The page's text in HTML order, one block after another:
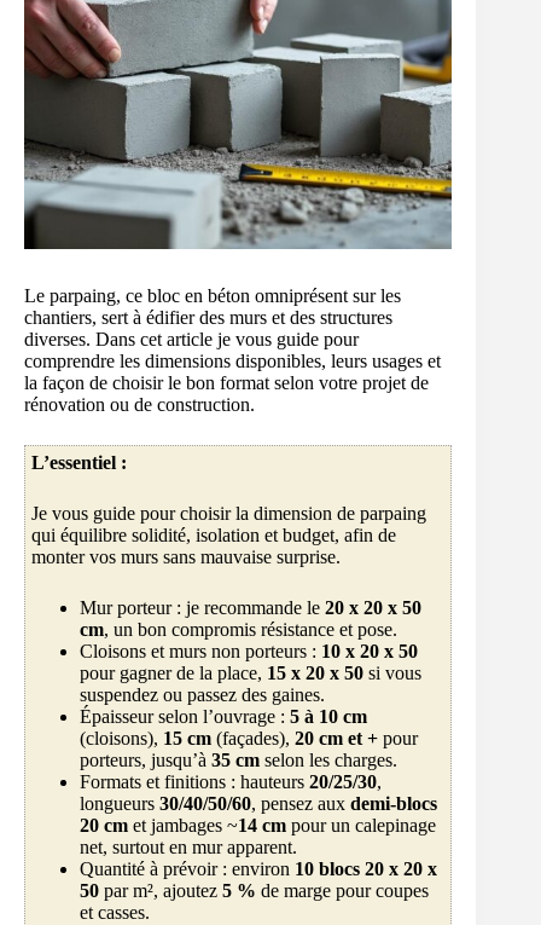
Le parpaing, ce bloc en béton omniprésent sur les
chantiers, sert à édifier des murs et des structures
diverses. Dans cet article je vous guide pour
comprendre les dimensions disponibles, leurs usages et
la façon de choisir le bon format selon votre projet de
rénovation ou de construction.
L’essentiel :
Je vous guide pour choisir la dimension de parpaing
qui équilibre solidité, isolation et budget, afin de
monter vos murs sans mauvaise surprise.
Mur porteur : je recommande le 20 x 20 x 50
cm, un bon compromis résistance et pose.
Cloisons et murs non porteurs : 10 x 20 x 50
pour gagner de la place, 15 x 20 x 50 si vous
suspendez ou passez des gaines.
Épaisseur selon l’ouvrage : 5 à 10 cm
(cloisons), 15 cm (façades), 20 cm et + pour
porteurs, jusqu’à 35 cm selon les charges.
Formats et finitions : hauteurs 20/25/30,
longueurs 30/40/50/60, pensez aux demi-blocs
20 cm et jambages ~14 cm pour un calepinage
net, surtout en mur apparent.
Quantité à prévoir : environ 10 blocs 20 x 20 x
50 par m², ajoutez 5 % de marge pour coupes
et casses.